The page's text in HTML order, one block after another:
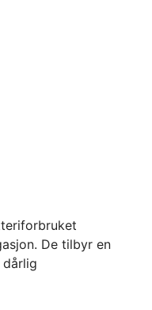
De tilbyr en